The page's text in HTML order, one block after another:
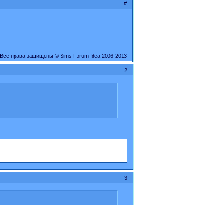
#
Все права защищены © Sims Forum Idea 2006-2013
2
3